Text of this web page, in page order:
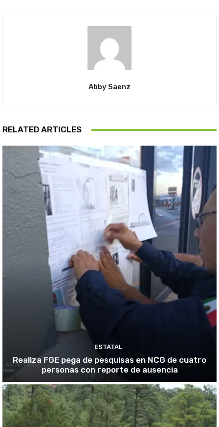
Abby Saenz
RELATED ARTICLES
ESTATAL
Realiza FGE pega de pesquisas en NCG de cuatro
personas con reporte de ausencia